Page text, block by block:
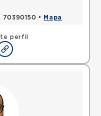
perfil
70390150 • Mapa